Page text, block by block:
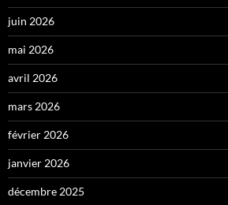
juin 2026
mai 2026
avril 2026
mars 2026
février 2026
janvier 2026
décembre 2025